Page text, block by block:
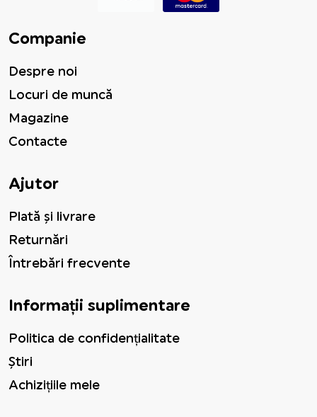
Companie
Despre noi
Locuri de muncă
Magazine
Contacte
Ajutor
Plată și livrare
Returnări
Întrebări frecvente
Informații suplimentare
Politica de confidențialitate
Știri
Achizițiile mele